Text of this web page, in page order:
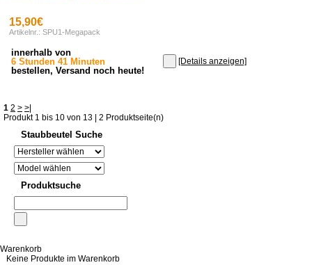
15,90€
Artikelnr.: SPU1-Megapack
innerhalb von
6 Stunden 41 Minuten
bestellen, Versand noch heute!
[Details anzeigen]
1 2 > >|
Produkt 1 bis 10 von 13 | 2 Produktseite(n)
Staubbeutel Suche
Produktsuche
Warenkorb
Keine Produkte im Warenkorb